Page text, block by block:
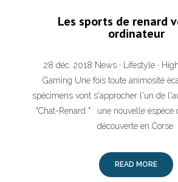
Les sports de renard
ordinateur
28 déc. 2018 News · Lifestyle ·
Gaming Une fois toute animosité
spécimens vont s'approcher l'un de
"Chat-Renard " : une nouvelle espèce
découverte en Corse
READ MORE